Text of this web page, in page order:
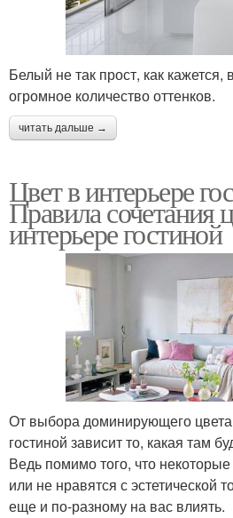
Белый не так прост, как кажется,
огромное количество оттенков.
читать дальше →
Цвет в интерьере
Правила сочетания
интерьере гостиной
От выбора доминирующего
гостиной зависит то, какая там
Ведь помимо того, что
или не нравятся с эстетической
еще и по-разному на вас влиять.